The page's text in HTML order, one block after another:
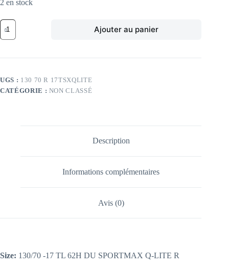
2 en stock
quantité
de
DU
62H
Q-
LITE
Ajouter au panier
UGS : 130 70 R 17TSXQLITE
CATÉGORIE : NON CLASSÉ
Description
Informations complémentaires
Avis (0)
Size: 130/70 -17 TL 62H DU SPORTMAX Q-LITE R